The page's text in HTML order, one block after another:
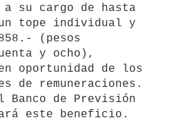
a su cargo de hasta
tope individual y
(pesos
y ocho),
oportunidad de los
de remuneraciones.
de Previsión